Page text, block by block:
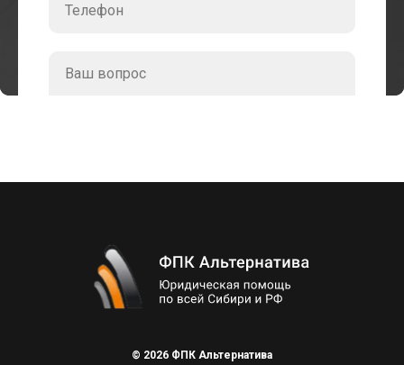
Телефон
Ваш вопрос
соглашаюсь спользовательским соглашениеми
© 2026 ФПК Альтернатива